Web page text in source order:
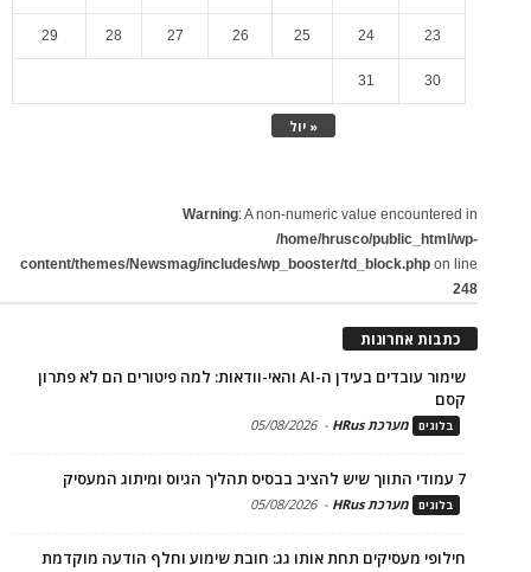
« יול
23
24
25
26
27
28
29
30
31
Warning: A non-numeric value encountered in
/home/hrusco/public_html/wp-
content/themes/Newsmag/includes/wp_booster/td_block.php on line
248
כתבות אחרונות
שימור עובדים בעידן ה-AI והאי-וודאות: למה פיטורים הם לא פתרון
קסם
בלוגים מערכת HRus -
05/08/2026
7 עמודי התווך שיש להציב בבסיס תהליך הגיוס ומיתוג המעסיק
בלוגים מערכת HRus -
05/08/2026
חילופי מעסיקים תחת אותו גג: חובת שימוע וחלף הודעה מוקדמת